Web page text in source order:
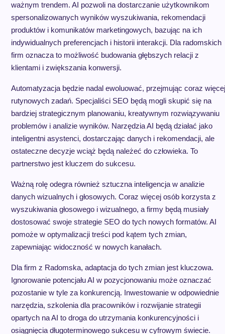
ważnym trendem. AI pozwoli na dostarczanie użytkownikom
spersonalizowanych wyników wyszukiwania, rekomendacji
produktów i komunikatów marketingowych, bazując na ich
indywidualnych preferencjach i historii interakcji. Dla radomskich
firm oznacza to możliwość budowania głębszych relacji z
klientami i zwiększania konwersji.
Automatyzacja będzie nadal ewoluować, przejmując coraz więcej
rutynowych zadań. Specjaliści SEO będą mogli skupić się na
bardziej strategicznym planowaniu, kreatywnym rozwiązywaniu
problemów i analizie wyników. Narzędzia AI będą działać jako
inteligentni asystenci, dostarczając danych i rekomendacji, ale
ostateczne decyzje wciąż będą należeć do człowieka. To
partnerstwo jest kluczem do sukcesu.
Ważną rolę odegra również sztuczna inteligencja w analizie
danych wizualnych i głosowych. Coraz więcej osób korzysta z
wyszukiwania głosowego i wizualnego, a firmy będą musiały
dostosować swoje strategie SEO do tych nowych formatów. AI
pomoże w optymalizacji treści pod kątem tych zmian,
zapewniając widoczność w nowych kanałach.
Dla firm z Radomska, adaptacja do tych zmian jest kluczowa.
Ignorowanie potencjału AI w pozycjonowaniu może oznaczać
pozostanie w tyle za konkurencją. Inwestowanie w odpowiednie
narzędzia, szkolenia dla pracowników i rozwijanie strategii
opartych na AI to droga do utrzymania konkurencyjności i
osiągnięcia długoterminowego sukcesu w cyfrowym świecie.